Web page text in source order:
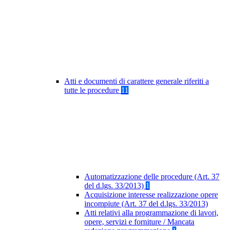
Atti e documenti di carattere generale riferiti a
tutte le procedure 11
Automatizzazione delle procedure (Art. 37
del d.lgs. 33/2013) 1
Acquisizione interesse realizzazione opere
incompiute (Art. 37 del d.lgs. 33/2013)
Atti relativi alla programmazione di lavori,
opere, servizi e forniture / Mancata